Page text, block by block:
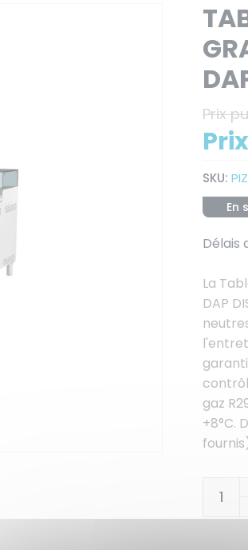
Prix
SKU:
En
Délais
La
DAP
gaz
+8°C.